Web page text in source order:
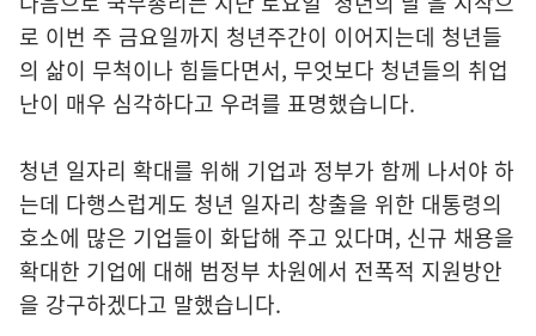
로 이번 주 금요일까지 청년주간이 이어지는데 청년들
의 삶이 무척이나 힘들다면서, 무엇보다 청년들의 취업
난이 매우 심각하다고 우려를 표명했습니다.
청년 일자리 확대를 위해 기업과 정부가 함께 나서야 하
는데 다행스럽게도 청년 일자리 창출을 위한 대통령의
호소에 많은 기업들이 화답해 주고 있다며, 신규 채용을
확대한 기업에 대해 범정부 차원에서 전폭적 지원방안
을 강구하겠다고 말했습니다.